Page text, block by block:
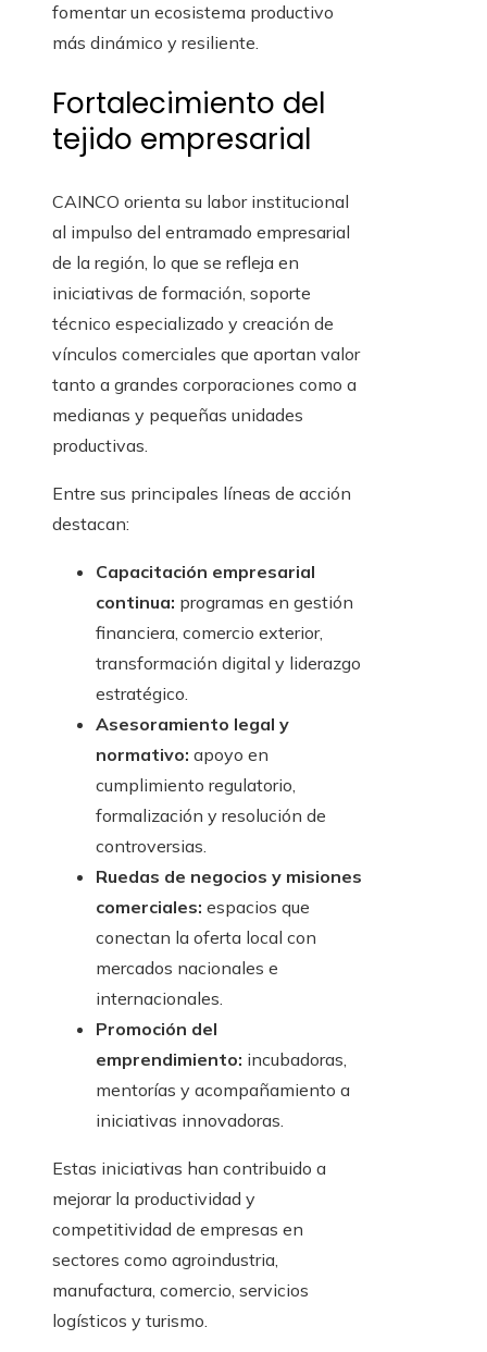
fomentar un ecosistema productivo
más dinámico y resiliente.
Fortalecimiento del
tejido empresarial
CAINCO orienta su labor institucional
al impulso del entramado empresarial
de la región, lo que se refleja en
iniciativas de formación, soporte
técnico especializado y creación de
vínculos comerciales que aportan valor
tanto a grandes corporaciones como a
medianas y pequeñas unidades
productivas.
Entre sus principales líneas de acción
destacan:
Capacitación empresarial
continua: programas en gestión
financiera, comercio exterior,
transformación digital y liderazgo
estratégico.
Asesoramiento legal y
normativo: apoyo en
cumplimiento regulatorio,
formalización y resolución de
controversias.
Ruedas de negocios y misiones
comerciales: espacios que
conectan la oferta local con
mercados nacionales e
internacionales.
Promoción del
emprendimiento: incubadoras,
mentorías y acompañamiento a
iniciativas innovadoras.
Estas iniciativas han contribuido a
mejorar la productividad y
competitividad de empresas en
sectores como agroindustria,
manufactura, comercio, servicios
logísticos y turismo.